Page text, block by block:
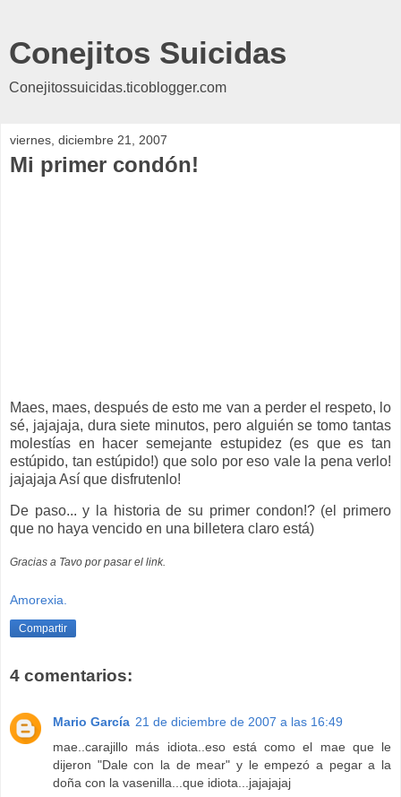
Conejitos Suicidas
Conejitossuicidas.ticoblogger.com
viernes, diciembre 21, 2007
Mi primer condón!
Maes, maes, después de esto me van a perder el respeto, lo
sé, jajajaja, dura siete minutos, pero alguién se tomo tantas
molestías en hacer semejante estupidez (es que es tan
estúpido, tan estúpido!) que solo por eso vale la pena verlo!
jajajaja Así que disfrutenlo!
De paso... y la historia de su primer condon!? (el primero
que no haya vencido en una billetera claro está)
Gracias a Tavo por pasar el link.
Amorexia.
Compartir
4 comentarios:
Mario García 21 de diciembre de 2007 a las 16:49
mae..carajillo más idiota..eso está como el mae que le
dijeron "Dale con la de mear" y le empezó a pegar a la
doña con la vasenilla...que idiota...jajajajaj